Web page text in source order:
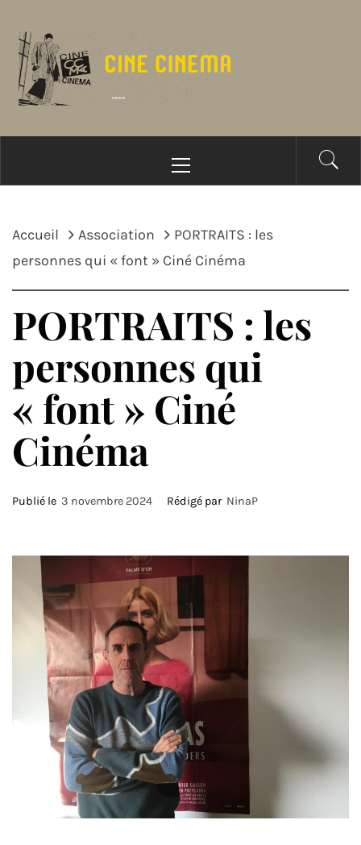
contenu
principal
Accueil Association
PORTRAITS : les
personnes qui « font » Ciné Cinéma
PORTRAITS : les
personnes qui
« font » Ciné
Cinéma
Publié le 3 novembre 2024 Rédigé par NinaP